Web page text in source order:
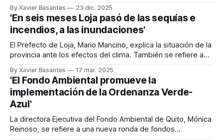
By Xavier Basantes 23 dic. 2025
'En seis meses Loja pasó de las sequías e
incendios, a las inundaciones'
El Prefecto de Loja, Mario Mancino, explica la situación de la
provincia ante los efectos del clima. También se refiere a
By Xavier Basantes 17 mar. 2025
'El Fondo Ambiental promueve la
implementación de la Ordenanza Verde-
Azul'
La directora Ejecutiva del Fondo Ambiental de Quito, Mónica
Reinoso, se refiere a una nueva ronda de fondos